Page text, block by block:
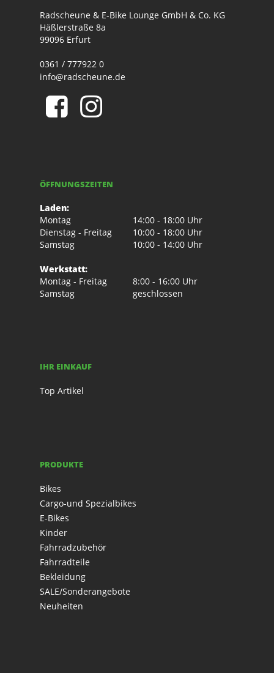
Radscheune & E-Bike Lounge GmbH & Co. KG
Häßlerstraße 8a
99096 Erfurt
0361 / 777922 0
info@radscheune.de
ÖFFNUNGSZEITEN
Laden:
Montag
14:00 - 18:00 Uhr
Dienstag - Freitag
10:00 - 18:00 Uhr
Samstag
10:00 - 14:00 Uhr
Werkstatt:
Montag - Freitag
8:00 - 16:00 Uhr
Samstag
geschlossen
IHR EINKAUF
Top Artikel
PRODUKTE
Bikes
Cargo-und Spezialbikes
E-Bikes
Kinder
Fahrradzubehör
Fahrradteile
Bekleidung
SALE/Sonderangebote
Neuheiten